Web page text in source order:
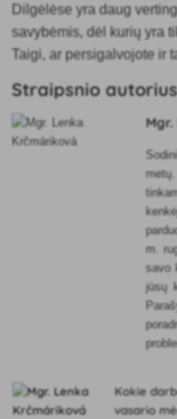
Dilgėlėse yra daug
savybėmis, dėl kurių yra
Taigi, ar persigalvojote ir
Straipsnio autorius
m.
savo
jūsų
Kokie
vasario